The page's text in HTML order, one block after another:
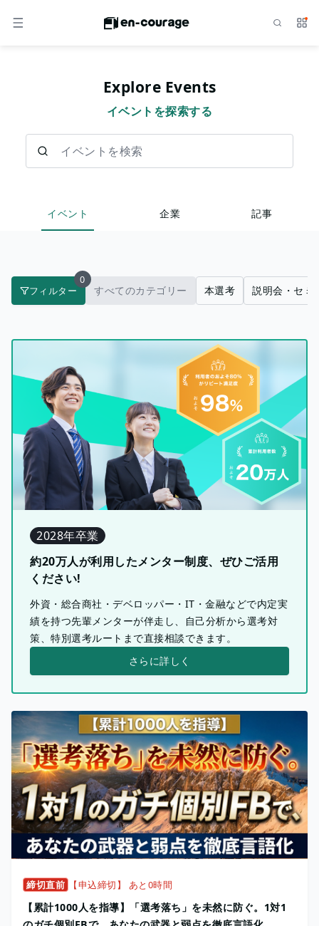
メニュー サ
Explore Events
イベントを探索する
イベント 企業 記事
フィルター
0
すべてのカテゴリー 本選考 説明会・セミ
2028年卒業
約20万人が利用したメンター制度、ぜひご活用
ください!
外資・総合商社・デベロッパー・IT・金融などで内定実
績を持つ先輩メンターが伴走し、自己分析から選考対
策、特別選考ルートまで直接相談できます。
さらに詳しく
締切直前 【申込締切】 あと0時間
【累計1000人を指導】「選考落ち」を未然に防ぐ。1対1